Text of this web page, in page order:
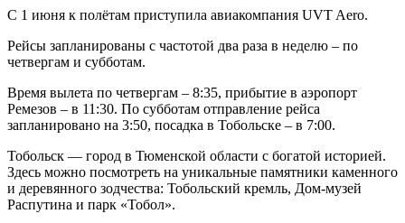
С 1 июня к полётам приступила авиакомпания UVT Aero.
Рейсы запланированы с частотой два раза в неделю – по
четвергам и субботам.
Время вылета по четвергам – 8:35, прибытие в аэропорт
Ремезов – в 11:30. По субботам отправление рейса
запланировано на 3:50, посадка в Тобольске – в 7:00.
Тобольск — город в Тюменской области с богатой историей.
Здесь можно посмотреть на уникальные памятники каменного
и деревянного зодчества: Тобольский кремль, Дом-музей
Распутина и парк «Тобол».